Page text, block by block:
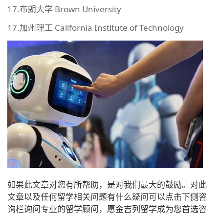
17.布朗大学 Brown University
17.加州理工 California Institute of Technology
如果此文章对您有所帮助，是对我们最大的鼓励。对此
文章以及任何留学相关问题有什么疑问可以点击下侧咨
询栏询问专业的留学顾问，愿金吉列留学成为您首选咨